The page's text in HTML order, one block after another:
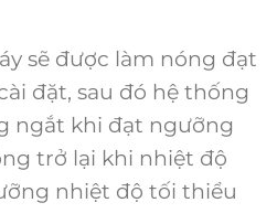
sẽ được làm nóng đạt
đặt, sau đó hệ thống
ngắt khi đạt ngưỡng
trở lại khi nhiệt độ
nhiệt độ tối thiểu